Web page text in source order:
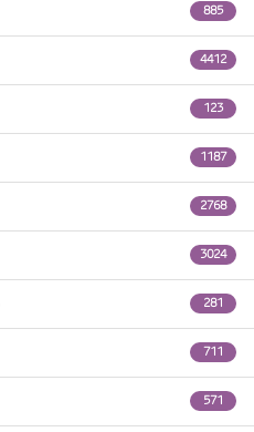
885
4412
123
1187
2768
3024
281
711
571